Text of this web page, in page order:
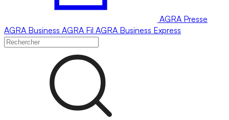
AGRA Presse
AGRA Business AGRA Fil AGRA Business Express